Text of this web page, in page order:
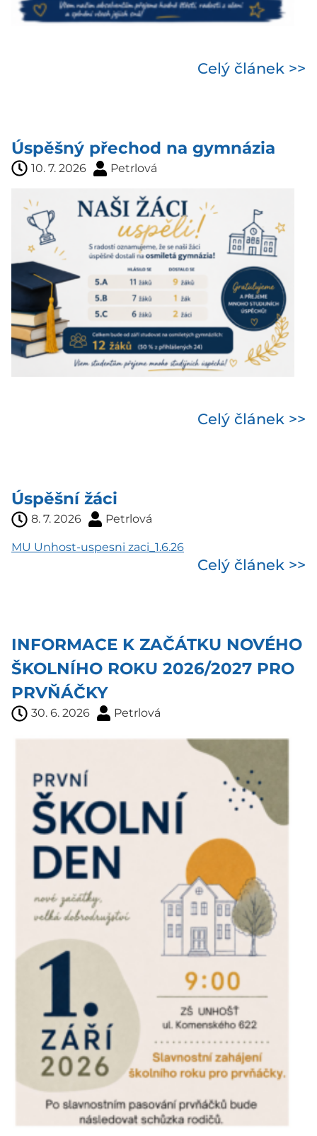
Celý článek >>
Úspěšný přechod na gymnázia
10. 7. 2026 Petrlová
Celý článek >>
Úspěšní žáci
8. 7. 2026 Petrlová
MU Unhost-uspesni zaci_1.6.26
Celý článek >>
INFORMACE K ZAČÁTKU NOVÉHO
ŠKOLNÍHO ROKU 2026/2027 PRO
PRVŇÁČKY
30. 6. 2026 Petrlová